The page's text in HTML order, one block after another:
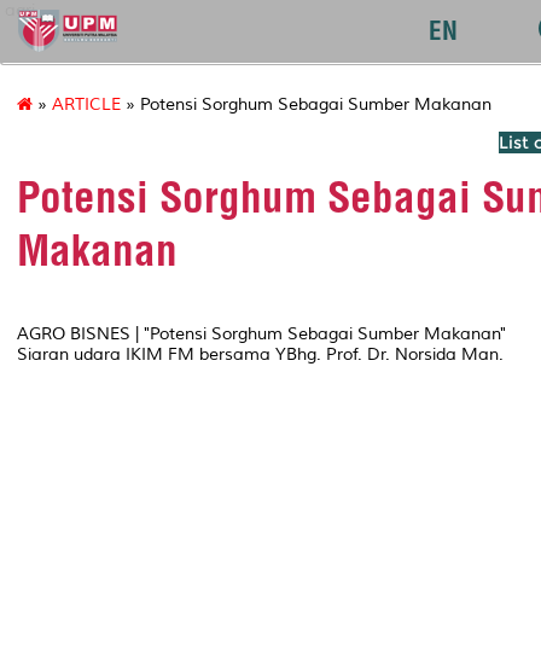
agri
EN
» ARTICLE » Potensi Sorghum Sebagai Sumber Makanan
List
Potensi Sorghum Sebagai
Makanan
AGRO BISNES | "Potensi Sorghum Sebagai Sumber Makanan"
Siaran udara IKIM FM bersama YBhg. Prof. Dr. Norsida Man.